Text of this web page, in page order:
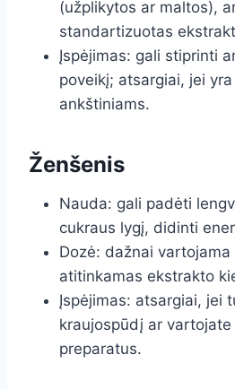
(užplikytos ar maltos),
standartizuotas
Įspėjimas: gali stiprinti
poveikį; atsargiai, jei
ankštiniams.
Ženšenis
Nauda: gali padėti
cukraus lygį, didinti
Dozė: dažnai vartojama
atitinkamas ekstrakto
Įspėjimas: atsargiai, jei
kraujospūdį ar
preparatus.